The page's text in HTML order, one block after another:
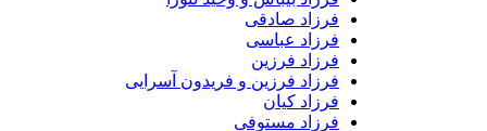
فرزاد صادقی
فرزاد عباسی
فرزاد فرزین
فرزاد فرزین و فریدون آسرایی
فرزاد کیان
فرزاد مستوفی